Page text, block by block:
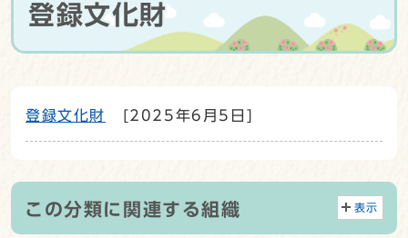
登録文化財
登録文化財 [2025年6月5日]
この分類に関連する組織 表示